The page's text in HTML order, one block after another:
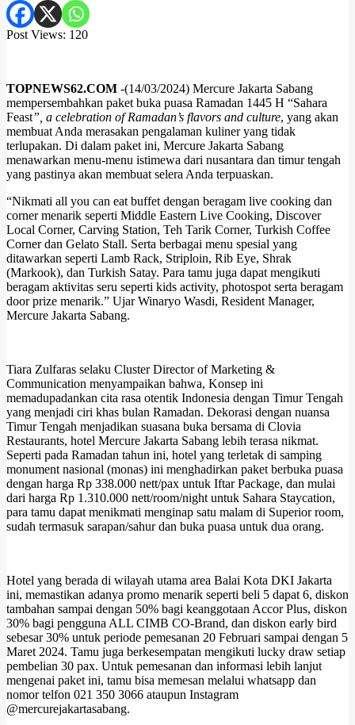
Post Views: 120
TOPNEWS62.COM -(14/03/2024) Mercure Jakarta Sabang
mempersembahkan paket buka puasa Ramadan 1445 H “Sahara
Feast”, a celebration of Ramadan’s flavors and culture, yang akan
membuat Anda merasakan pengalaman kuliner yang tidak
terlupakan. Di dalam paket ini, Mercure Jakarta Sabang
menawarkan menu-menu istimewa dari nusantara dan timur tengah
yang pastinya akan membuat selera Anda terpuaskan.
“Nikmati all you can eat buffet dengan beragam live cooking dan
corner menarik seperti Middle Eastern Live Cooking, Discover
Local Corner, Carving Station, Teh Tarik Corner, Turkish Coffee
Corner dan Gelato Stall. Serta berbagai menu spesial yang
ditawarkan seperti Lamb Rack, Striploin, Rib Eye, Shrak
(Markook), dan Turkish Satay. Para tamu juga dapat mengikuti
beragam aktivitas seru seperti kids activity, photospot serta beragam
door prize menarik.” Ujar Winaryo Wasdi, Resident Manager,
Mercure Jakarta Sabang.
Tiara Zulfaras selaku Cluster Director of Marketing &
Communication menyampaikan bahwa, Konsep ini
memadupadankan cita rasa otentik Indonesia dengan Timur Tengah
yang menjadi ciri khas bulan Ramadan. Dekorasi dengan nuansa
Timur Tengah menjadikan suasana buka bersama di Clovia
Restaurants, hotel Mercure Jakarta Sabang lebih terasa nikmat.
Seperti pada Ramadan tahun ini, hotel yang terletak di samping
monument nasional (monas) ini menghadirkan paket berbuka puasa
dengan harga Rp 338.000 nett/pax untuk Iftar Package, dan mulai
dari harga Rp 1.310.000 nett/room/night untuk Sahara Staycation,
para tamu dapat menikmati menginap satu malam di Superior room,
sudah termasuk sarapan/sahur dan buka puasa untuk dua orang.
Hotel yang berada di wilayah utama area Balai Kota DKI Jakarta
ini, memastikan adanya promo menarik seperti beli 5 dapat 6, diskon
tambahan sampai dengan 50% bagi keanggotaan Accor Plus, diskon
30% bagi pengguna ALL CIMB CO-Brand, dan diskon early bird
sebesar 30% untuk periode pemesanan 20 Februari sampai dengan 5
Maret 2024. Tamu juga berkesempatan mengikuti lucky draw setiap
pembelian 30 pax. Untuk pemesanan dan informasi lebih lanjut
mengenai paket ini, tamu bisa memesan melalui whatsapp dan
nomor telfon 021 350 3066 ataupun Instagram
@mercurejakartasabang.